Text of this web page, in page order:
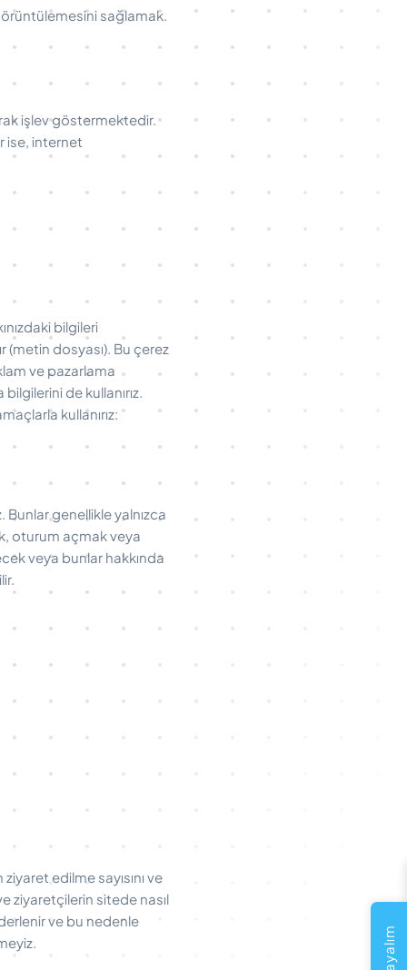
sağlamak.
işlev göstermektedir.
ise, internet
bilgileri
(metin dosyası). Bu çerez
ve pazarlama
de kullanırız.
kullanırız:
genellikle yalnızca
oturum açmak veya
veya bunlar hakkında
edilme sayısını ve
ziyaretçilerin sitede nasıl
ve bu nedenle